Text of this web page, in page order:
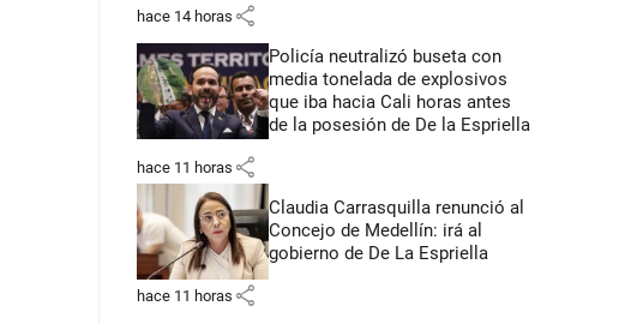
hace 14 horas share
Policía neutralizó buseta con
media tonelada de explosivos
que iba hacia Cali horas antes
de la posesión de De la Espriella
hace 11 horas share
Claudia Carrasquilla renunció al
Concejo de Medellín: irá al
gobierno de De La Espriella
hace 11 horas share